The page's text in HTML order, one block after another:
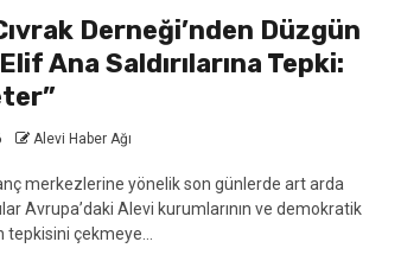
Derneği’nden Düzgün
Ana Saldırılarına Tepki:
Alevi Haber Ağı
merkezlerine yönelik son günlerde art arda
Avrupa’daki Alevi kurumlarının ve demokratik
çekmeye...